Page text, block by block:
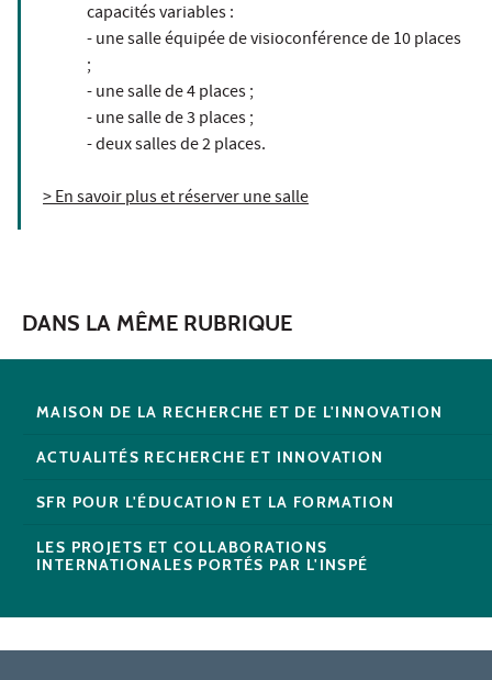
capacités variables :
- une salle équipée de visioconférence de 10 places
;
- une salle de 4 places ;
- une salle de 3 places ;
- deux salles de 2 places.
> En savoir plus et réserver une salle
DANS LA MÊME RUBRIQUE
MAISON DE LA RECHERCHE ET DE L'INNOVATION
ACTUALITÉS RECHERCHE ET INNOVATION
SFR POUR L'ÉDUCATION ET LA FORMATION
LES PROJETS ET COLLABORATIONS
INTERNATIONALES PORTÉS PAR L'INSPÉ